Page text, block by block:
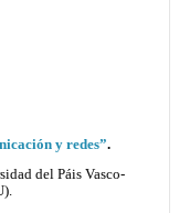
y redes”.
del Páis Vasco-